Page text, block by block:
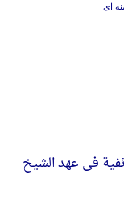
ای
فی عهد الشیخ